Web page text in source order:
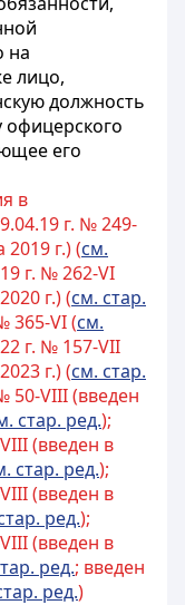
на
лицо,
должность
офицерского
его
в
г. № 249-
г.) (см.
г. № 262-VI
г.) (см. стар.
365-VI (см.
г. № 157-VII
г.) (см. стар.
50-VIII (введен
стар. ред.);
(введен в
стар. ред.);
(введен в
ред.);
(введен в
ред.; введен
ред.)